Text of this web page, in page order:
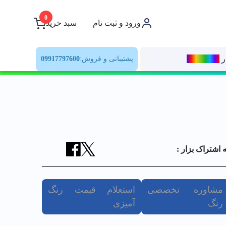
ورود و ثبت نام سبد خرید
0
پشتیبانی و فروش:09917797600
اشتراک بزار :
مشاوره تخصصی
رنگ
استعلام قیمت رنگ
آمیزی